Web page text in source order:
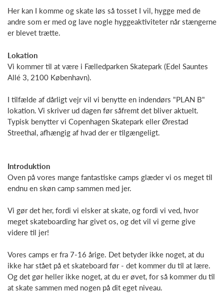
Her kan I komme og skate løs så tosset I vil, hygge med de
andre som er med og lave nogle hyggeaktiviteter når stængerne
er blevet trætte.
Lokation
Vi kommer til at være i Fælledparken Skatepark (Edel Sauntes
Allé 3, 2100 København).
I tilfælde af dårligt vejr vil vi benytte en indendørs "PLAN B"
lokation. Vi skriver ud dagen før såfremt det bliver aktuelt.
Typisk benytter vi Copenhagen Skatepark eller Ørestad
Streethal, afhængig af hvad der er tilgængeligt.
Introduktion
Oven på vores mange fantastiske camps glæder vi os meget til
endnu en skøn camp sammen med jer.
Vi gør det her, fordi vi elsker at skate, og fordi vi ved, hvor
meget skateboarding har givet os, og det vil vi gerne give
videre til jer!
Vores camps er fra 7-16 årige. Det betyder ikke noget, at du
ikke har stået på et skateboard før - det kommer du til at lære.
Og det gør heller ikke noget, at du er øvet, for så kommer du til
at skate sammen med nogen på dit eget niveau.